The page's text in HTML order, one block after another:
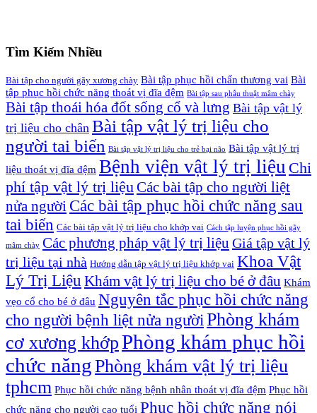
Tìm Kiếm Nhiều
Bài tập cho người gãy xương chày Bài tập phục hồi chấn thương vai Bài
tập phục hồi chức năng thoát vị đĩa đệm Bài tập sau phẫu thuật mâm chày
Bài tập thoái hóa đốt sống cổ và lưng Bài tập vật lý
trị liệu cho chân Bài tập vật lý trị liệu cho
người tai biến Bài tập vật lý trị liệu cho trẻ bại não Bài tập vật lý trị
liệu thoát vị đĩa đệm Bệnh viện vật lý trị liệu Chi
phí tập vật lý trị liệu Các bài tập cho người liệt
nửa người Các bài tập phục hồi chức năng sau
tai biến Các bài tập vật lý trị liệu cho khớp vai Cách tập luyện phục hồi gãy
mâm chày Các phương pháp vật lý trị liệu Giá tập vật lý
trị liệu tại nhà Hướng dẫn tập vật lý trị liệu khớp vai Khoa Vật
Lý Trị Liệu Khám vật lý trị liệu cho bé ở đâu Khám
vẹo cổ cho bé ở đâu Nguyên tắc phục hồi chức năng
cho người bệnh liệt nửa ngườiPhòng khám
cơ xương khớpPhòng khám phục hồi
chức năngPhòng khám vật lý trị liệu
tphcm Phục hồi chức năng bệnh nhân thoát vị đĩa đệm Phục hồi
chức năng cho người cao tuổi Phục hồi chức năng nói